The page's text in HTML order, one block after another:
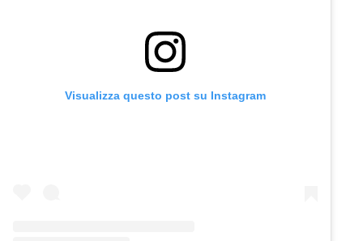
Visualizza questo post su Instagram